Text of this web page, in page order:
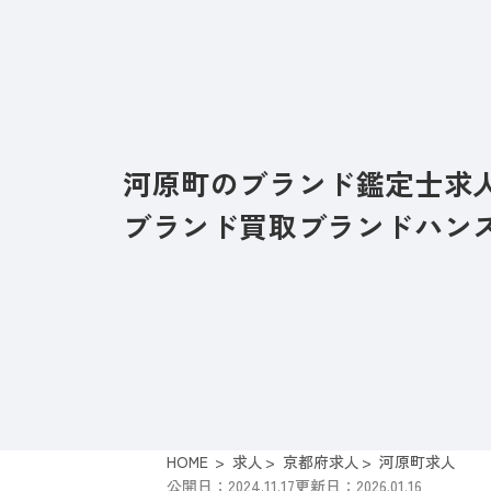
河原町のブランド鑑定士求
ブランド買取ブランドハン
HOME 求人 京都府求人
河原町求人
公開日：2024.11.17更新日：2026.01.16